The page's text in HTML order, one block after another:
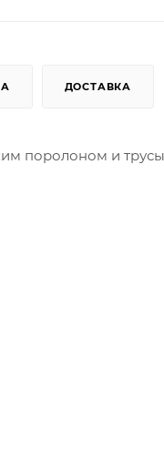
ДОСТАВКА
поролоном и